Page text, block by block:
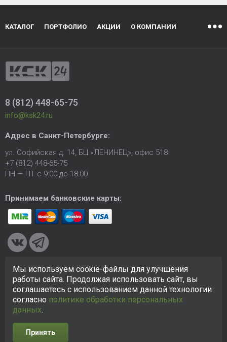
КАТАЛОГ ПОРТФОЛИО АКЦИИ О КОМПАНИИ
8 (812) 448-65-75
info@ksk24.ru
Адрес в Санкт-Петербурге:
ул. Софийская д. 14, БЦ «ЛЕНИНЕЦ», офис 518
+7 (812) 448-65-75
ПН — ПТ с 9:00 до 18:00
Принимаем банковские карты:
© 2005-2026 ООО «КСК». Сайтhttps://ksk24.ruсоздан
исключительно в информационных целях и любая информация
на сайте не является публичной офертой.Политика в
отношении персональных данных
Разработка сайта
Мы используем cookie-файлы для улучшения
работы сайта. Продолжая использовать сайт, вы
соглашаетесь с использованием данной технологии
согласно политике обработки персональных
данных.
Принять